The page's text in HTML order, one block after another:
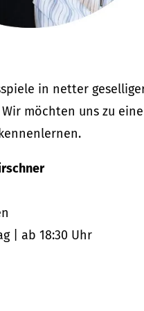
in netter
möchten uns zu
| ab 18:30 Uhr